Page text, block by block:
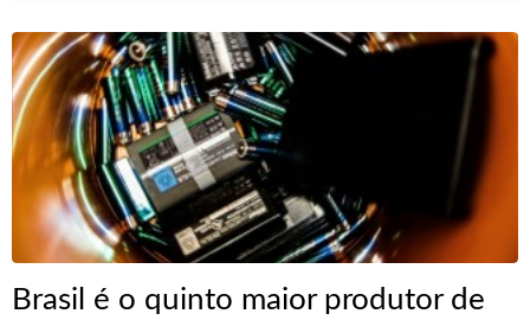
Brasil é o quinto maior produtor de